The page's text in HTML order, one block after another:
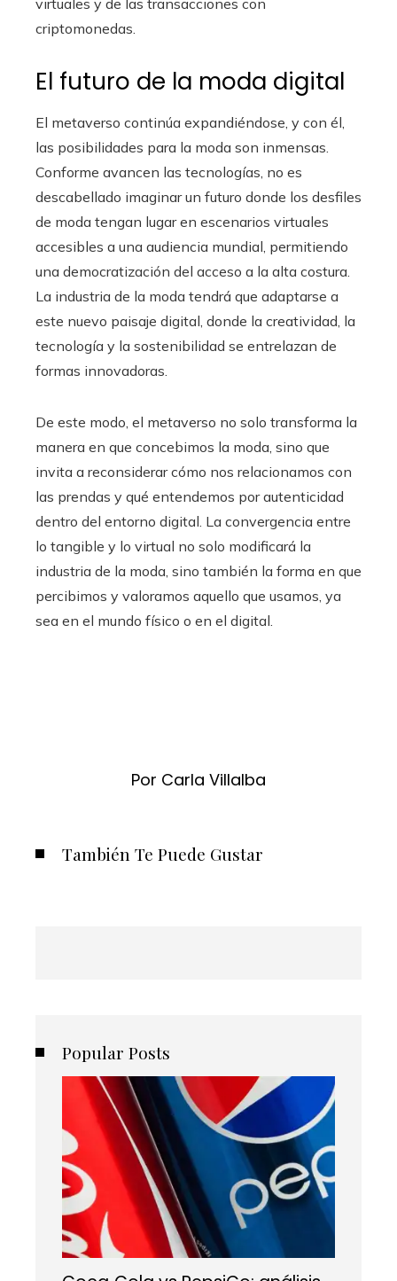
virtuales y de las transacciones con
criptomonedas.
El futuro de la moda digital
El metaverso continúa expandiéndose, y con él,
las posibilidades para la moda son inmensas.
Conforme avancen las tecnologías, no es
descabellado imaginar un futuro donde los desfiles
de moda tengan lugar en escenarios virtuales
accesibles a una audiencia mundial, permitiendo
una democratización del acceso a la alta costura.
La industria de la moda tendrá que adaptarse a
este nuevo paisaje digital, donde la creatividad, la
tecnología y la sostenibilidad se entrelazan de
formas innovadoras.
De este modo, el metaverso no solo transforma la
manera en que concebimos la moda, sino que
invita a reconsiderar cómo nos relacionamos con
las prendas y qué entendemos por autenticidad
dentro del entorno digital. La convergencia entre
lo tangible y lo virtual no solo modificará la
industria de la moda, sino también la forma en que
percibimos y valoramos aquello que usamos, ya
sea en el mundo físico o en el digital.
Por Carla Villalba
También Te Puede Gustar
Popular Posts